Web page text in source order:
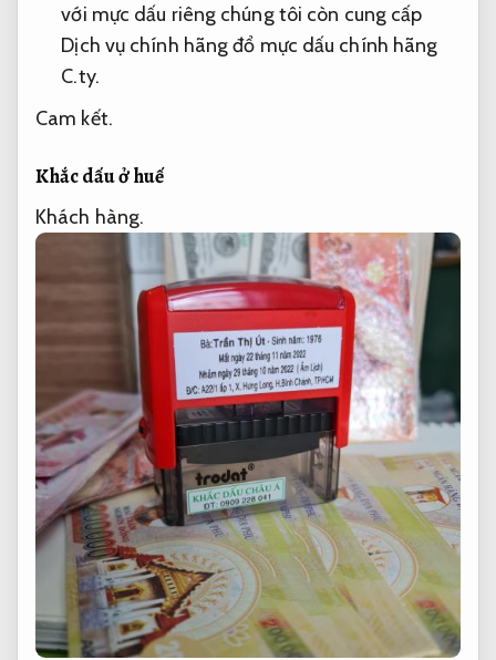
với mực dấu riêng chúng tôi còn cung cấp
Dịch vụ chính hãng đổ mực dấu chính hãng
C.ty.
Cam kết.
Khắc dấu ở huế
Khách hàng.